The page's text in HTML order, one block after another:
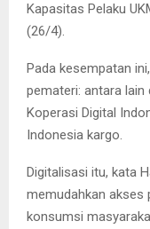
Kapasitas Pelaku
(26/4).
Pada kesempatan
pemateri: antara lain
Koperasi Digital
Indonesia kargo.
Digitalisasi itu, kata
memudahkan akses
konsumsi